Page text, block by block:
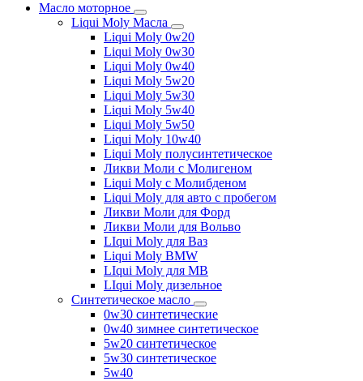
Масло моторное
Liqui Moly Масла
Liqui Moly 0w20
Liqui Moly 0w30
Liqui Moly 0w40
Liqui Moly 5w20
Liqui Moly 5w30
Liqui Moly 5w40
Liqui Moly 5w50
Liqui Moly 10w40
Liqui Moly полусинтетическое
Ликви Моли с Молигеном
Liqui Moly с Молибденом
Liqui Moly для авто с пробегом
Ликви Моли для Форд
Ликви Моли для Вольво
LIqui Moly для Ваз
Liqui Moly BMW
LIqui Moly для MB
LIqui Moly дизельное
Синтетическое масло
0w30 синтетические
0w40 зимнее синтетическое
5w20 синтетическое
5w30 синтетическое
5w40